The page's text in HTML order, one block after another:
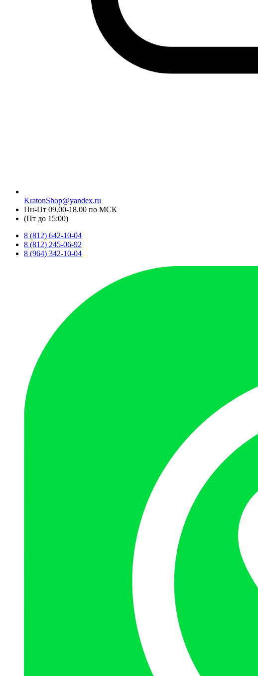
KratonShop@yandex.ru
Пн-Пт 09.00-18.00 по МСК
(Пт до 15:00)
8 (812) 642-10-04
8 (812) 245-06-92
8 (964) 342-10-04